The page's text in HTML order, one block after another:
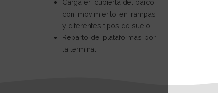
Carga en cubierta del barco,
con movimiento en rampas
y diferentes tipos de suelo.
Reparto de plataformas por
la terminal.